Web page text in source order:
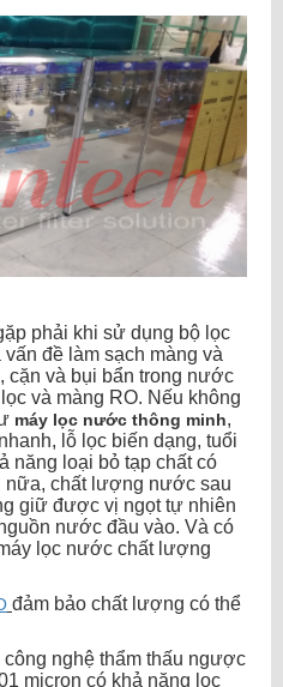
phải khi sử dụng bộ lọc
đề làm sạch màng và
cặn và bụi bẩn trong nước
và màng RO. Nếu không
máy lọc nước thông minh,
lỗ lọc biến dạng, tuổi
năng loại bỏ tạp chất có
nữa, chất lượng nước sau
giữ được vị ngọt tự nhiên
nước đầu vào. Và có
lọc nước chất lượng
đảm bảo chất lượng có thể
nghệ thẩm thấu ngược
micron có khả năng lọc